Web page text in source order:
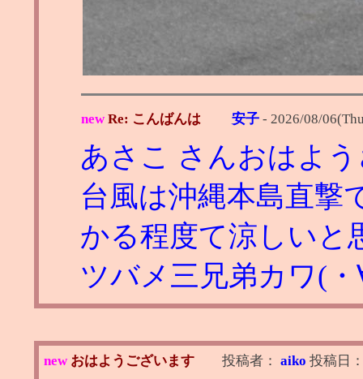
new Re: こんばんは 安子 - 2026/08/
あさこ さんおはよ
台風は沖縄本島直撃
かる程度て涼しいと
ツバメ三兄弟カワ(
new おはようございます 投稿者： aiko 投稿日